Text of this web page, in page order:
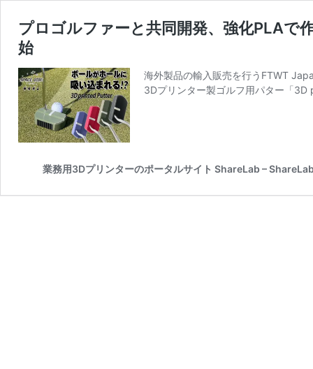
プロゴルファーと共同開発、強化PLAで
始
海外製品の輸入販売を行うFTWT
3Dプリンター製ゴルフ用パター「
業務用3Dプリンターのポータルサイト ShareLab –